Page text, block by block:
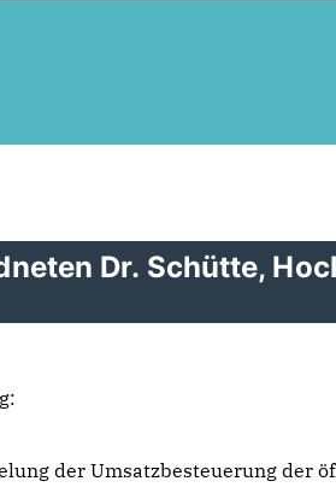
Dr. Schütte,
der Umsatzbesteuerung der